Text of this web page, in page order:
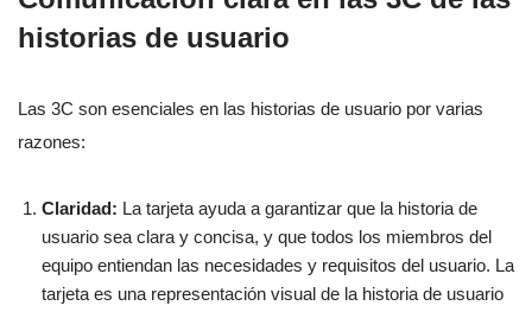
historias de usuario
Las 3C son esenciales en las historias de usuario por varias
razones:
Claridad: La tarjeta ayuda a garantizar que la historia de
usuario sea clara y concisa, y que todos los miembros del
equipo entiendan las necesidades y requisitos del usuario. La
tarjeta es una representación visual de la historia de usuario